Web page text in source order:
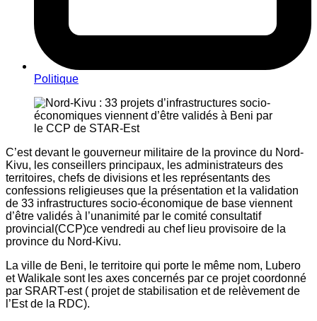
Politique
C’est devant le gouverneur militaire de la province du Nord-
Kivu, les conseillers principaux, les administrateurs des
territoires, chefs de divisions et les représentants des
confessions religieuses que la présentation et la validation
de 33 infrastructures socio-économique de base viennent
d’être validés à l’unanimité par le comité consultatif
provincial(CCP)ce vendredi au chef lieu provisoire de la
province du Nord-Kivu.
La ville de Beni, le territoire qui porte le même nom, Lubero
et Walikale sont les axes concernés par ce projet coordonné
par SRART-est ( projet de stabilisation et de relèvement de
l’Est de la RDC).